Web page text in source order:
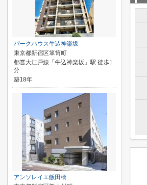
パークハウス牛込神楽坂
東京都新宿区箪笥町
都営大江戸線「牛込神楽坂」駅 徒歩1
分
築18年
アンソレイエ飯田橋